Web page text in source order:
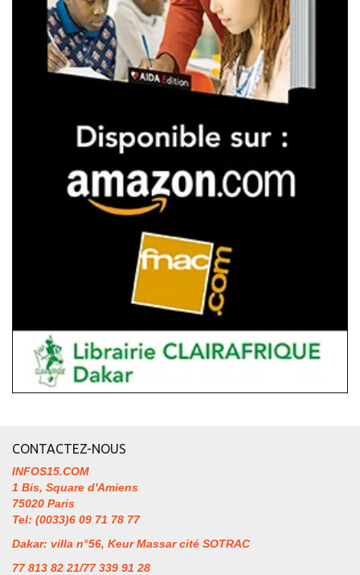
CONTACTEZ-NOUS
INFOS15.COM
1 Bis, Square d'Amiens
75020 Paris
Tel: (0033)6 09 71 78 77
Dakar: villa n°56, Keur Massar cité SOTRAC
77 813 82 21/77 339 91 28